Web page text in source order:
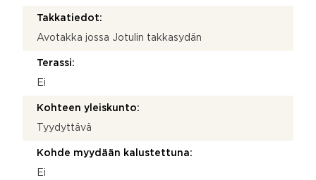
Takkatiedot:
Avotakka jossa Jotulin takkasydän
Terassi:
Ei
Kohteen yleiskunto:
Tyydyttävä
Kohde myydään kalustettuna:
Ei